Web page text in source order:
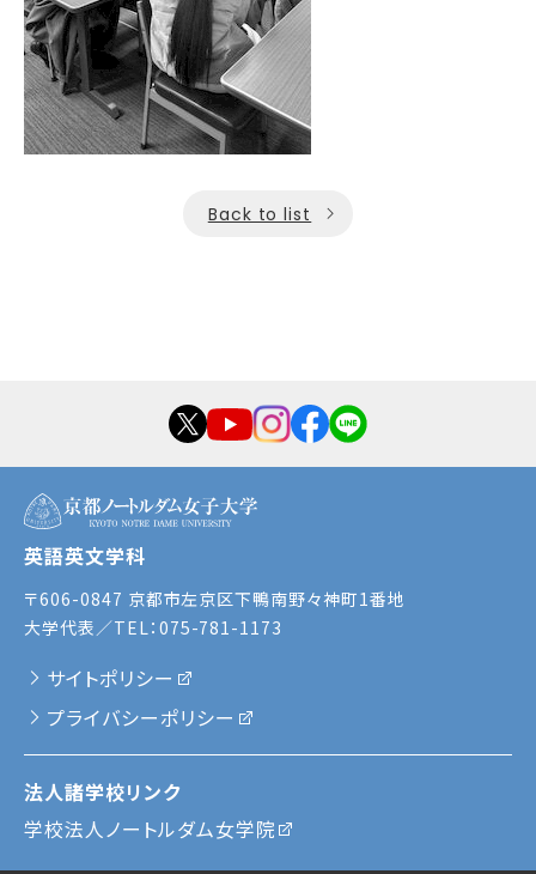
Back to list
英語英文学科
〒606-0847 京都市左京区下鴨南野々神町1番地
大学代表／TEL：075-781-1173
サイトポリシー
プライバシーポリシー
法人諸学校リンク
学校法人ノートルダム女学院